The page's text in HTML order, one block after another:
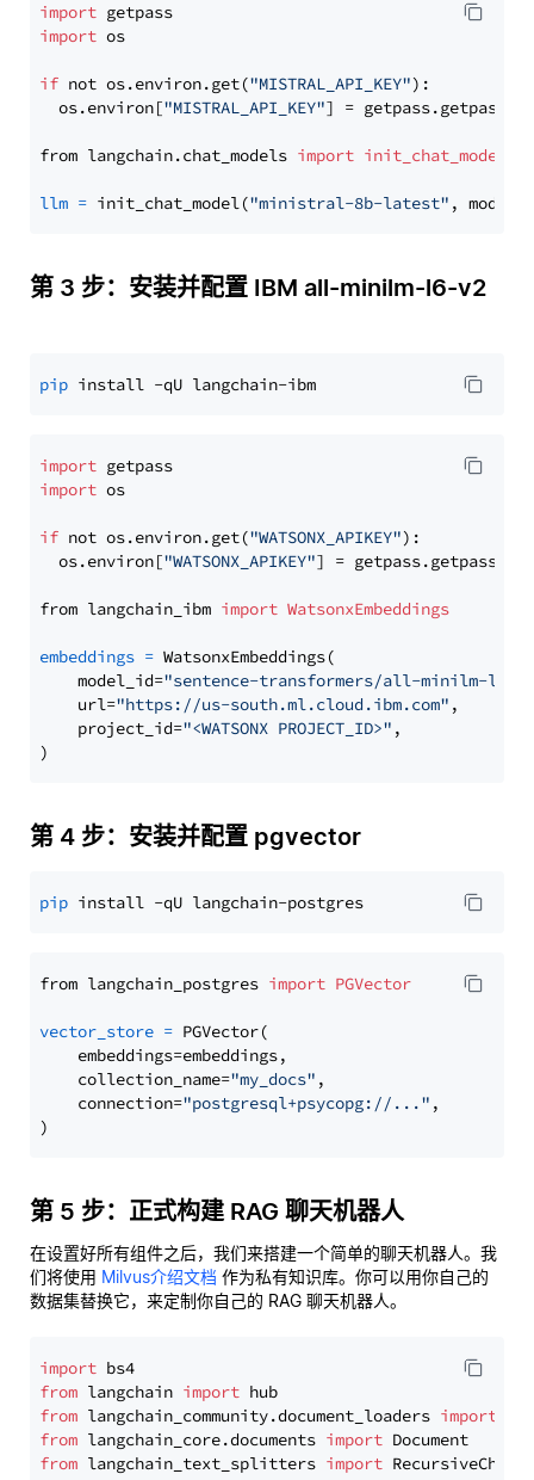
import
import os
if not os.environ.get("MISTRAL_API_KEY"):
  os.environ[
"MISTRAL_API_KEY"] = getpass.getpass(
from langchain.chat_models import init_chat_model
llm = init_chat_model("ministral-8b-latest" ,
第 3 步：安装并配置 IBM all-minilm-l6-v2
pip
import
import os
if not os.environ.get("WATSONX_APIKEY"):
  os.environ[
"WATSONX_APIKEY"] = getpass.getpass(
from langchain_ibm import WatsonxEmbeddings
embeddings = WatsonxEmbeddings(
    model_id=
"sentence-transformers/all-minilm-l6-
    url=
"https://us-south.ml.cloud.ibm.com" ,
    project_id=
"<WATSONX PROJECT_ID>" ,
第 4 步：安装并配置 pgvector
pip
from langchain_postgres import PGVector
vector_store = PGVector(
    embeddings=embeddings,
    collection_name=
"my_docs" ,
    connection=
"postgresql+psycopg://..." ,
第 5 步：正式构建 RAG 聊天机器人
在设置好所有组件之后，我们来搭建一个简单的聊天机器人。我
们将使用 Milvus介绍文档 作为私有知识库。你可以用你自己的
数据集替换它，来定制你自己的 RAG 聊天机器人。
import
from langchain import
from langchain_community.document_loaders import
from langchain_core.documents import
from langchain_text_splitters import